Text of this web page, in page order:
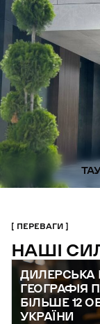
ПЕРЕВАГИ
НАШІ
ДИЛЕРСЬКА
ГЕОГРАФІЯ
БІЛЬШЕ 12
УКРАЇНИ